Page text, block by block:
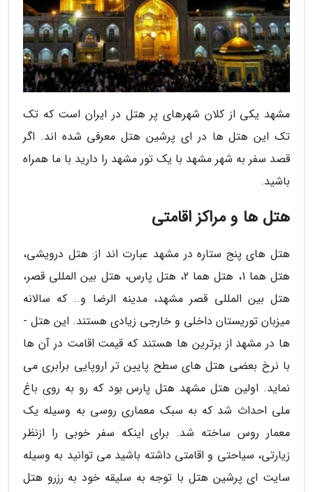
مشهد یکی از کلان شهرهای پر هتل در ایران است که تک
تک این هتل ها در ای پرشین هتل معرفی شده اند. اگر
قصد سفر به شهر مشهد با یک تور مشهد را دارید با ما همراه
باشید.
هتل ها و مراکز اقامتی
هتل ­های پنج ستاره در مشهد عبارت اند از: هتل درویشی،
هتل هما 1، هتل هما 2، هتل پارس، هتل بین المللی قصر،
هتل بین المللی قصر مشهد، مدینه الرضا و.. که سالانه
میزبان توریستان داخلی و خارجی زیادی هستند. این هتل ­
ها در مشهد از برترین ها هستند که قیمت اقامت در آن ها
با نرخ بعضی هتل های سطح پایین تر اروپایی برابری می
نماید. اولین هتل مشهد هتل پارس بود که رو به روی باغ
ملی احداث شد که به سبک معماری روسی به وسیله یک
معمار روس ساخته شد. برای اینکه سفر خوبی را ازنظر
زیارتی، سیاحتی و اقامتی داشته باشید می ­توانید به وسیله
سایت ای پرشین هتل با توجه به سلیقه خود به رزرو هتل